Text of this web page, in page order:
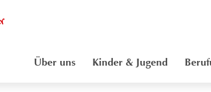
Über uns Kinder & Jugend